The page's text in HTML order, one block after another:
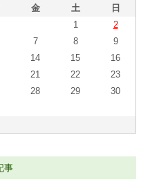
金 土 日
1
2
7 8
9
14 15
16
21 22
23
28 29
30
事